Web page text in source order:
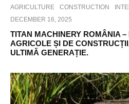
AGRICULTURE CONSTRUCTION
DECEMBER 16, 2025
TITAN MACHINERY ROMÂNIA
AGRICOLE ȘI DE
ULTIMĂ GENERAȚIE.